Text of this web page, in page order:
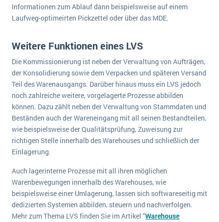
Informationen zum Ablauf dann beispielsweise auf einem
Laufweg-optimeirten Pickzettel oder über das MDE.
Weitere Funktionen eines LVS
Die Kommissionierung ist neben der Verwaltung von Aufträgen,
der Konsolidierung sowie dem Verpacken und späteren Versand
Teil des Warenausgangs. Darüber hinaus muss ein LVS jedoch
noch zahlreiche weitere, vorgelagerte Prozesse abbilden
können. Dazu zählt neben der Verwaltung von Stammdaten und
Beständen auch der Wareneingang mit all seinen Bestandteilen,
wie beispielsweise der Qualitätsprüfung, Zuweisung zur
richtigen Stelle innerhalb des Warehouses und schließlich der
Einlagerung.
Auch lagerinterne Prozesse mit all ihren möglichen
Warenbewegungen innerhalb des Warehouses, wie
beispielsweise einer Umlagerung, lassen sich softwareseitig mit
dedizierten Systemen abbilden, steuern und nachverfolgen.
Mehr zum Thema LVS finden Sie im Artikel "Warehouse